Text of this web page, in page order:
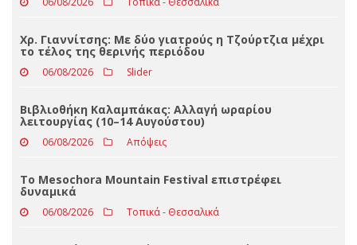
Στα Τρίκαλα μια σπάνια συναυλία με το Ιταλικό
κουαρτέτο MARTA PIGNATARO
06/08/2026 Τοπικά - Θεσσαλικά
Χρ. Γιαννίτσης: Με δύο γιατρούς η Τζούρτζια μέχρι
το τέλος της θερινής περιόδου
06/08/2026 Slider
Βιβλιοθήκη Καλαμπάκας: Αλλαγή ωραρίου
λειτουργίας (10–14 Αυγούστου)
06/08/2026 Απόψεις